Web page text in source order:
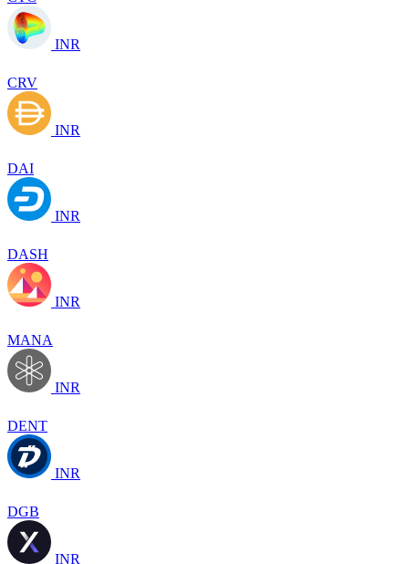
INR
CRV
INR
DAI
INR
DASH
INR
MANA
INR
DENT
INR
DGB
INR